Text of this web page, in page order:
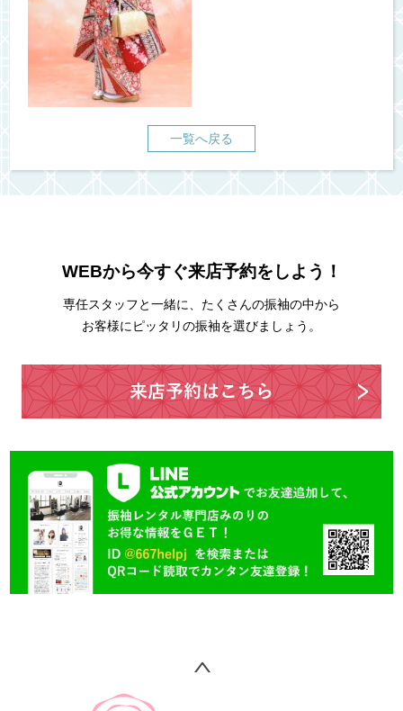
一覧へ戻る
WEBから今すぐ来店予約をしよう！
専任スタッフと一緒に、たくさんの振袖の中から
お客様にピッタリの振袖を選びましょう。